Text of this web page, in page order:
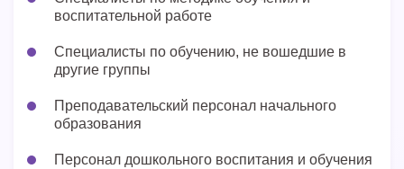
воспитательной работе
Специалисты по обучению, не вошедшие в
другие группы
Преподавательский персонал начального
образования
Персонал дошкольного воспитания и обучения